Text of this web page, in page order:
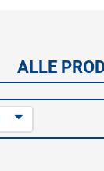
ALLE